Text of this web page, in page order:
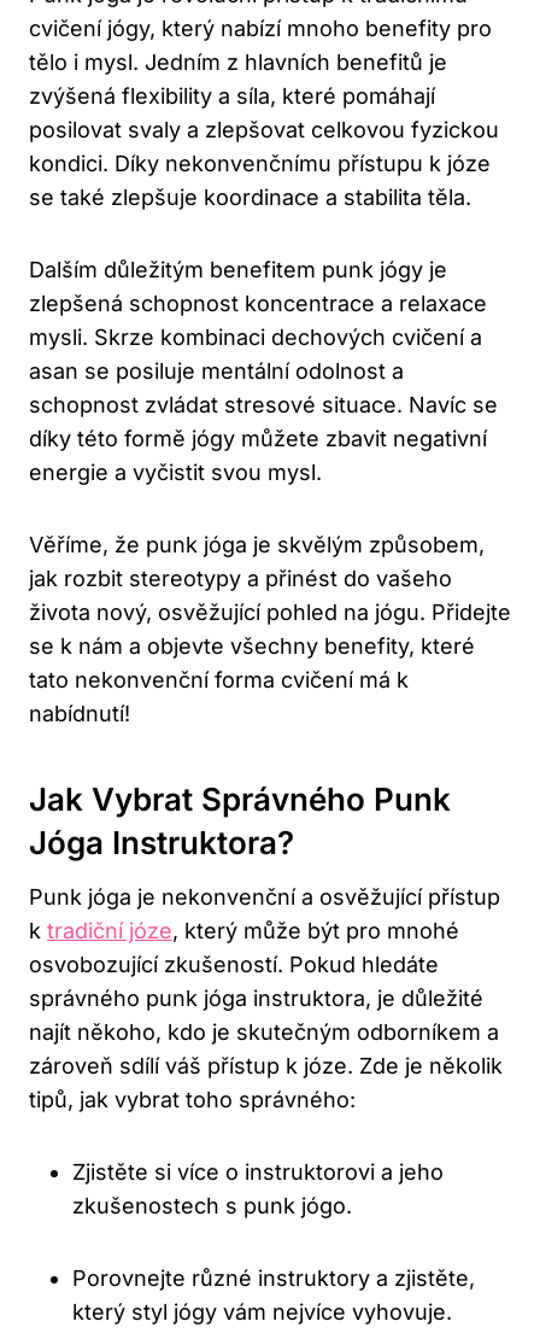
cvičení jógy,​ který ⁤nabízí mnoho⁤ benefity pro
tělo i mysl. Jedním z⁤ hlavních benefitů je
zvýšená flexibility ‍a síla, které pomáhají
posilovat svaly a⁤ zlepšovat celkovou fyzickou
kondici. Díky nekonvenčnímu přístupu k józe
se také zlepšuje koordinace ‌a stabilita těla.
Dalším důležitým benefitem punk‌ jógy ⁤je
zlepšená schopnost koncentrace a ‍relaxace
mysli. Skrze kombinaci ‌dechových cvičení a
asan se posiluje mentální​ odolnost a
schopnost zvládat stresové‌ situace. Navíc ⁤se
díky této ⁣formě‌ jógy můžete zbavit‌ negativní‌
energie a vyčistit svou mysl.
Věříme, že punk jóga‍ je skvělým způsobem,
jak rozbit‌ stereotypy a přinést do vašeho‌
života nový, osvěžující pohled⁣ na jógu.⁢ Přidejte
se k nám a ⁣objevte všechny benefity, které
tato nekonvenční forma cvičení⁢ má k
nabídnutí!
Jak Vybrat Správného Punk
Jóga Instruktora?
Punk jóga je nekonvenční⁤ a osvěžující⁣ přístup
k ⁤ tradiční józe, ⁣který může být pro⁤ mnohé
osvobozující zkušeností. Pokud hledáte
správného punk jóga instruktora, je⁢ důležité
najít někoho, kdo ⁤je skutečným odborníkem ⁣a
zároveň ​sdílí váš přístup k józe. Zde je‍ několik
tipů,⁣ jak⁣ vybrat toho správného:
Zjistěte si více o ⁤instruktorovi a ⁢jeho
zkušenostech s punk jógo.
Porovnejte ⁣různé instruktory a zjistěte,
který styl ​jógy vám nejvíce ‍vyhovuje.